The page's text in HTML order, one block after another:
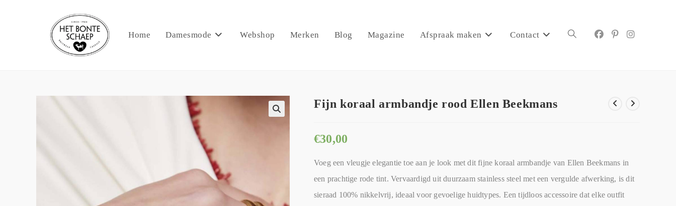
Home Damesmode Webshop Merken Blog Magazine Afspraak maken Contact
Fijn koraal armbandje rood Ellen Beekmans
€30,00
Voeg een vleugje elegantie toe aan je look met dit fijne koraal armbandje van Ellen Beekmans in
een prachtige rode tint. Vervaardigd uit duurzaam stainless steel met een vergulde afwerking, is dit
sieraad 100% nikkelvrij, ideaal voor gevoelige huidtypes. Een tijdloos accessoire dat elke outfit